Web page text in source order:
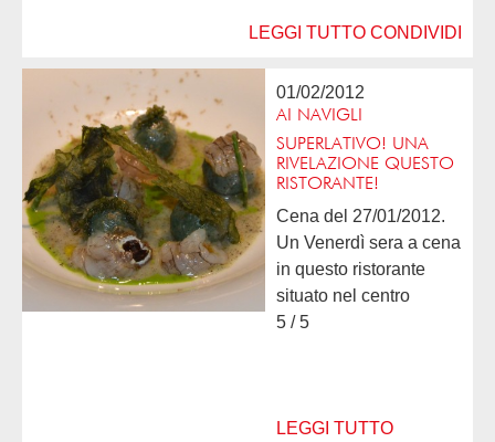
LEGGI TUTTO CONDIVIDI
01/02/2012
AI NAVIGLI
SUPERLATIVO! UNA
RIVELAZIONE QUESTO
RISTORANTE!
Cena del 27/01/2012.
Un Venerdì sera a cena
in questo ristorante
situato nel centro
storico di Padova; un
cucina ottima, curata
5 / 5
LEGGI TUTTO